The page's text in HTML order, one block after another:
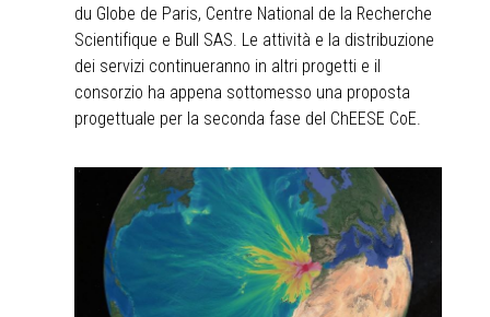
du Globe de Paris, Centre National de la Recherche
Scientifique e Bull SAS. Le attività e la distribuzione
dei servizi continueranno in altri progetti e il
consorzio ha appena sottomesso una proposta
progettuale per la seconda fase del ChEESE CoE.